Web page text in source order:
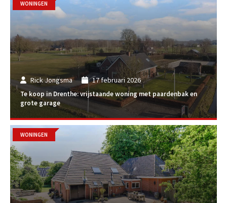
Rick Jongsma 17 februari 2026
Te koop in Drenthe: vrijstaande woning met paardenbak en
grote garage
WONINGEN
WONINGEN